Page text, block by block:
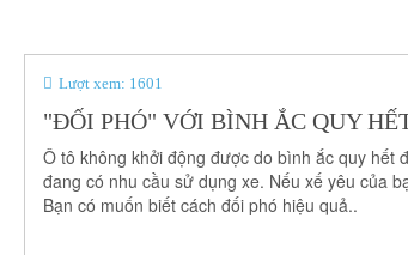
GIÁ TRỊ CỐT LÕI
Lượt xem: 1601
"ĐỐI PHÓ" VỚI BÌNH ẮC QUY
Ô tô không khởi động được do bình ắc quy hết
đang có nhu cầu sử dụng xe. Nếu xế yêu của
Bạn có muốn biết cách đối phó hiệu quả..